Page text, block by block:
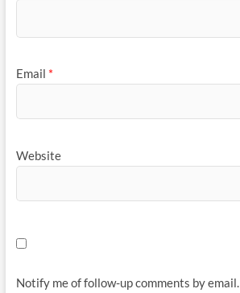
Email *
Website
Notify me of follow-up comments by email.